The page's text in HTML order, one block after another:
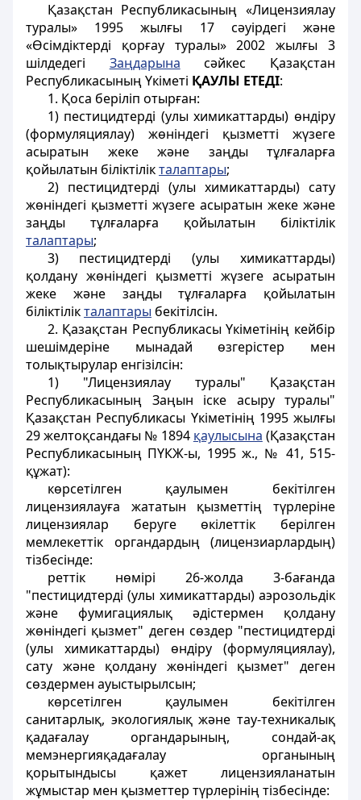
Қазақстан Республикасының «Лицензиялау
туралы» 1995 жылғы 17 cәуipдегі және
«Өсiмдiктердi қорғау туралы» 2002 жылғы 3
шiлдедегі Заңдарына сәйкес Қазақстан
Республикасының Үкіметі ҚАУЛЫ ЕТЕДI:
1. Қоса берiлiп отырған:
1) пестицидтердi (улы химикаттарды) өндіру
(формуляциялау) жөніндегі қызметті жүзеге
асыратын жеке және заңды тұлғаларға
қойылатын біліктiлiкталаптары;
2) пестицидтердi (улы химикаттарды) сату
жөніндегі қызметті жүзеге асыратын жеке және
заңды тұлғаларға қойылатын біліктiлiк
талаптары;
3) пестицидтерді (улы химикаттарды)
қолдану жөніндегі қызметті жүзеге асыратын
жеке және заңды тұлғаларға қойылатын
біліктiлiкталаптары бекітiлсiн.
2. Қазақстан Республикасы Үкіметінiң кейбір
шешiмдерiне мынадай өзгерістер мен
толықтырулар енгiзiлсiн:
1) "Лицензиялау туралы" Қазақстан
Республикасының Заңын iске асыру туралы"
Қазақстан Республикасы Үкіметінiң 1995 жылғы
29 желтоқсандағы № 1894 қаулысына (Қазақстан
Республикасының ПҮКЖ-ы, 1995 ж., № 41, 515-
құжат):
көрсетілген қаулымен бекітілген
лицензиялауға жататын қызметтiң түрлерiне
лицензиялар беруге өкiлеттік берiлген
мемлекеттік органдардың (лицензиарлардың)
тiзбесiнде:
реттiк нөмiрi 26-жолда 3-бағанда
"пестицидтердi (улы химикаттарды) аэрозольдiк
және фумигациялық әдiстермен қолдану
жөніндегі қызмет" деген сөздер "пестицидтерді
(улы химикаттарды) өндiру (формуляциялау),
сату және қолдану жөніндегі қызмет" деген
сөздермен ауыстырылсын;
көрсетiлген қаулымен бекітілген
санитарлық, экологиялық және тау-техникалық
қадағалау органдарының, сондай-ақ
мемэнергияқадағалау органының
қорытындысы қажет лицензияланатын
жұмыстар мен қызметтер түрлерінің тiзбесiнде: